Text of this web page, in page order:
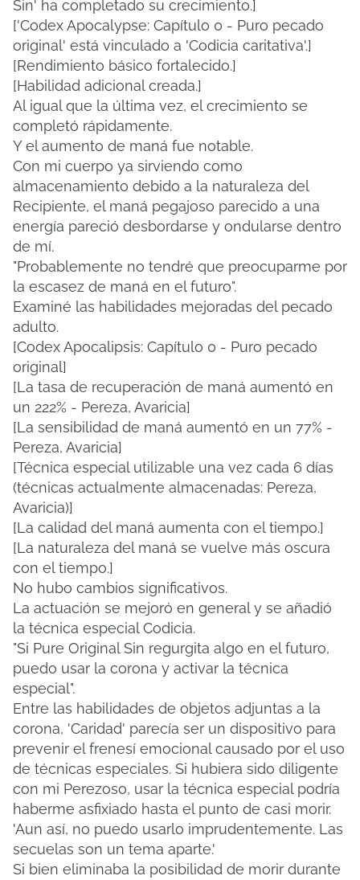
Sin' ha completado su crecimiento.]
['Codex Apocalypse: Capítulo 0 - Puro pecado
original' está vinculado a 'Codicia caritativa'.]
[Rendimiento básico fortalecido.]
[Habilidad adicional creada.]
Al igual que la última vez, el crecimiento se
completó rápidamente.
Y el aumento de maná fue notable.
Con mi cuerpo ya sirviendo como
almacenamiento debido a la naturaleza del
Recipiente, el maná pegajoso parecido a una
energía pareció desbordarse y ondularse dentro
de mí.
"Probablemente no tendré que preocuparme por
la escasez de maná en el futuro".
Examiné las habilidades mejoradas del pecado
adulto.
[Codex Apocalipsis: Capítulo 0 - Puro pecado
original]
[La tasa de recuperación de maná aumentó en
un 222% - Pereza, Avaricia]
[La sensibilidad de maná aumentó en un 77% -
Pereza, Avaricia]
[Técnica especial utilizable una vez cada 6 días
(técnicas actualmente almacenadas: Pereza,
Avaricia)]
[La calidad del maná aumenta con el tiempo.]
[La naturaleza del maná se vuelve más oscura
con el tiempo.]
No hubo cambios significativos.
La actuación se mejoró en general y se añadió
la técnica especial Codicia.
"Si Pure Original Sin regurgita algo en el futuro,
puedo usar la corona y activar la técnica
especial".
Entre las habilidades de objetos adjuntas a la
corona, 'Caridad' parecía ser un dispositivo para
prevenir el frenesí emocional causado por el uso
de técnicas especiales. Si hubiera sido diligente
con mi Perezoso, usar la técnica especial podría
haberme asfixiado hasta el punto de casi morir.
'Aun así, no puedo usarlo imprudentemente. Las
secuelas son un tema aparte.'
Si bien eliminaba la posibilidad de morir durante